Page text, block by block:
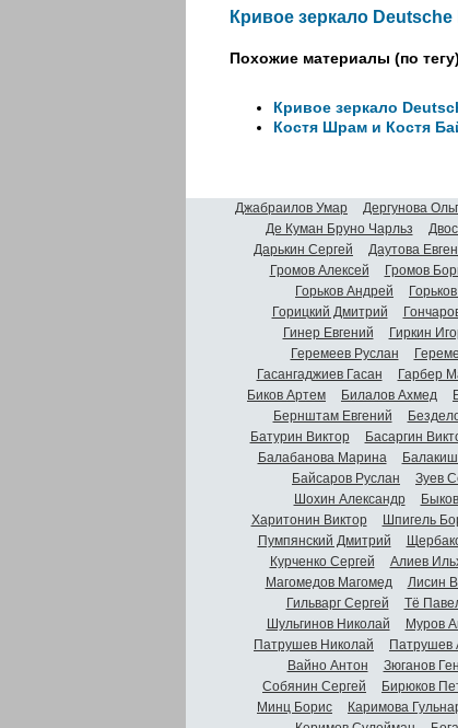
Кривое зеркало Deutsche
Похожие материалы (по тегу)
Кривое зеркало
Костя Шрам и Костя
Джабраилов Умар Дергунова
Де Куман Бруно Чарльз
Дарькин Сергей
Даутова
Громов Алексей
Громов
Горьков Андрей
Горицкий Дмитрий
Гинер Евгений
Гиркин
Геремеев Руслан
Гасангаджиев Гасан
Гарбер
Биков Артем
Билалов Ахмед
Бернштам Евгений
Батурин Виктор
Басаргин
Балабанова Марина
Байсаров Руслан
Зуев
Шохин Александр
Харитонин Виктор
Шпигель
Пумпянский Дмитрий
Курченко Сергей
Алиев
Магомедов Магомед
Лисин
Гильварг Сергей
Тё
Шульгинов Николай
Муров
Патрушев Николай
Патрушев
Вайно Антон
Зюганов
Собянин Сергей
Бирюков
Минц Борис
Каримова